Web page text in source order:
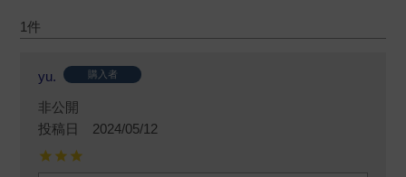
1
yu. 購入者
非公開
投稿日
2024/05/12